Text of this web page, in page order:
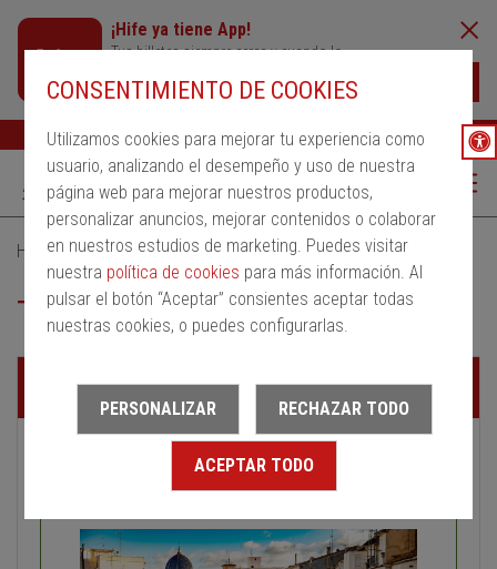
CONSENTIMIENTO DE COOKIES
Utilizamos cookies para mejorar tu experiencia como
usuario, analizando el desempeño y uso de nuestra
página web para mejorar nuestros productos,
personalizar anuncios, mejorar contenidos o colaborar
en nuestros estudios de marketing. Puedes visitar
nuestra política de cookies para más información. Al
pulsar el botón “Aceptar” consientes aceptar todas
nuestras cookies, o puedes configurarlas.
PERSONALIZAR RECHAZAR TODO
ACEPTAR TODO
¡Hife ya tiene App!
Tus billetes siempre cerca y cuando lo
Buscar Ayuda ESP
Home Servicios Urbanos Transporte urbano de Chiva
Transporte urbano de Chiva
Líneas
Autobús urbano- Chiva